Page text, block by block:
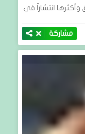
انتشاراً في
مشاركة